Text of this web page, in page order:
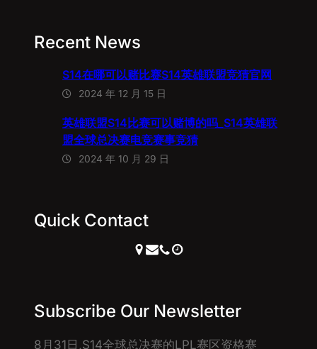
Recent News
S14在哪可以赌比赛S14英雄联盟竞猜官网
2024 年 12 月 15 日
英雄联盟S14比赛可以赌博的吗_S14英雄联
盟全球总决赛电竞赛事竞猜
2024 年 10 月 29 日
Quick Contact
Subscribe Our Newsletter
8月31日,S14全球总决赛的LPL赛区资格赛